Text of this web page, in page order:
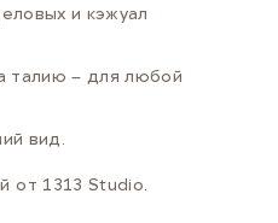
и кэжуал
талию – для любой
вид.
от 1313 Studio.